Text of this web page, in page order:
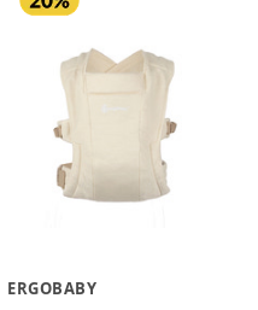
ERGOBABY